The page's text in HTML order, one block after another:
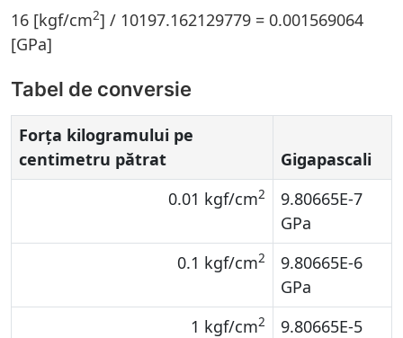
16 [kgf/cm2] / 10197.162129779 = 0.001569064
[GPa]
Tabel de conversie
Forța kilogramului pe
centimetru pătrat
Gigapascali
0.01 kgf/cm2
9.80665E-7
GPa
0.1 kgf/cm2
9.80665E-6
GPa
1 kgf/cm2
9.80665E-5